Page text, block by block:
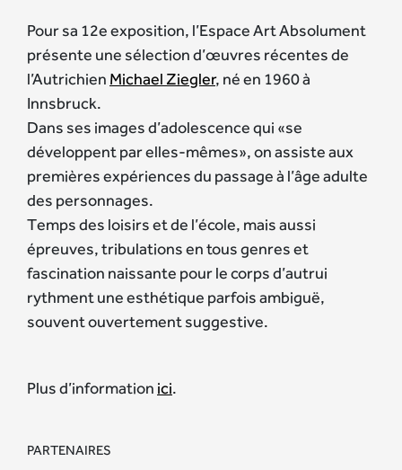
Pour sa 12e exposition, l’Espace Art Absolument
présente une sélection d’œuvres récentes de
l’Autrichien Michael Ziegler, né en 1960 à
Innsbruck.
Dans ses images d’adolescence qui «se
développent par elles-mêmes», on assiste aux
premières expériences du passage à l’âge adulte
des personnages.
Temps des loisirs et de l’école, mais aussi
épreuves, tribulations en tous genres et
fascination naissante pour le corps d’autrui
rythment une esthétique parfois ambiguë,
souvent ouvertement suggestive.
Plus d’information ici.
PARTENAIRES